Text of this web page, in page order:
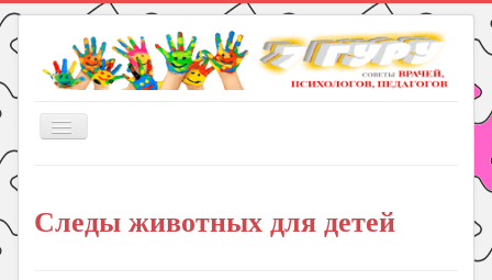
Включить/
Книги
Следы животных для детей